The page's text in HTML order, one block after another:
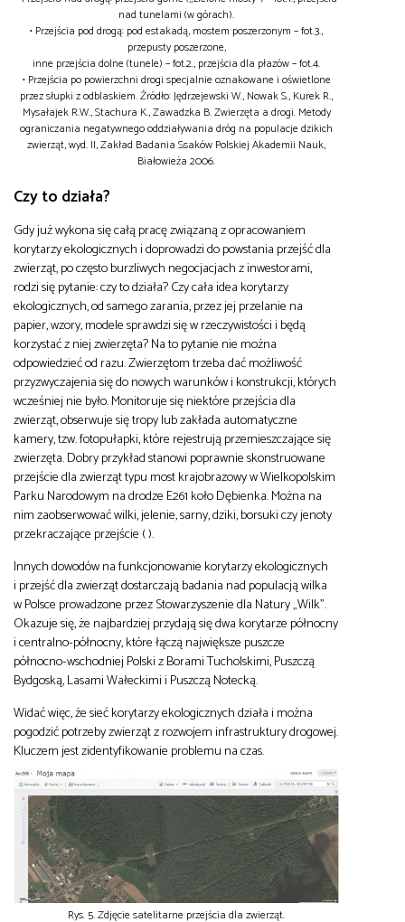
nad tunelami (w górach).
• Przejścia pod drogą: pod estakadą, mostem poszerzonym – fot.3.,
przepusty poszerzone,
inne przejścia dolne (tunele) – fot.2., przejścia dla płazów – fot.4.
• Przejścia po powierzchni drogi specjalnie oznakowane i oświetlone
przez słupki z odblaskiem. Źródło: Jędrzejewski W., Nowak S., Kurek R.,
Mysałajek R.W., Stachura K., Zawadzka B. Zwierzęta a drogi. Metody
ograniczania negatywnego oddziaływania dróg na populacje dzikich
zwierząt, wyd. II, Zakład Badania Ssaków Polskiej Akademii Nauk,
Białowieża 2006.
Czy to działa?
Gdy już wykona się całą pracę związaną z opracowaniem
korytarzy ekologicznych i doprowadzi do powstania przejść dla
zwierząt, po często burzliwych negocjacjach z inwestorami,
rodzi się pytanie: czy to działa? Czy cała idea korytarzy
ekologicznych, od samego zarania, przez jej przelanie na
papier, wzory, modele sprawdzi się w rzeczywistości i będą
korzystać z niej zwierzęta? Na to pytanie nie można
odpowiedzieć od razu. Zwierzętom trzeba dać możliwość
przyzwyczajenia się do nowych warunków i konstrukcji, których
wcześniej nie było. Monitoruje się niektóre przejścia dla
zwierząt, obserwuje się tropy lub zakłada automatyczne
kamery, tzw. fotopułapki, które rejestrują przemieszczające się
zwierzęta. Dobry przykład stanowi poprawnie skonstruowane
przejście dla zwierząt typu most krajobrazowy w Wielkopolskim
Parku Narodowym na drodze E261 koło Dębienka. Można na
nim zaobserwować wilki, jelenie, sarny, dziki, borsuki czy jenoty
przekraczające przejście ( ).
Innych dowodów na funkcjonowanie korytarzy ekologicznych
i przejść dla zwierząt dostarczają badania nad populacją wilka
w Polsce prowadzone przez Stowarzyszenie dla Natury „Wilk”.
Okazuje się, że najbardziej przydają się dwa korytarze północny
i centralno-północny, które łączą największe puszcze
północno-wschodniej Polski z Borami Tucholskimi, Puszczą
Bydgoską, Lasami Wałeckimi i Puszczą Notecką.
Widać więc, że sieć korytarzy ekologicznych działa i można
pogodzić potrzeby zwierząt z rozwojem infrastruktury drogowej.
Kluczem jest zidentyfikowanie problemu na czas.
Rys. 5. Zdjęcie satelitarne przejścia dla zwierząt.